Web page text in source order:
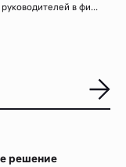
в фи...
решение